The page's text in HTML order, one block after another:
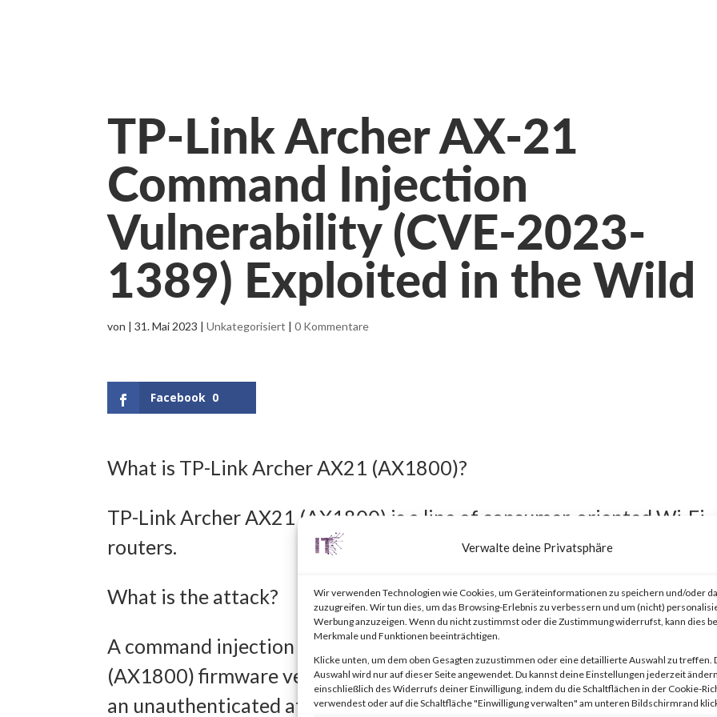
Verwalte deine Privatsphäre
Wir verwenden Technologien wie Cookies, um Geräteinformationen zu speichern und/oder
zuzugreifen. Wir tun dies, um das Browsing-Erlebnis zu verbessern und um (nicht)
Werbung anzuzeigen. Wenn du nicht zustimmst oder die Zustimmung widerrufst, kann dies
Merkmale und Funktionen beeinträchtigen.
Klicke unten, um dem oben Gesagten zuzustimmen oder eine detaillierte Auswahl zu treffen.
Auswahl wird nur auf dieser Seite angewendet. Du kannst deine Einstellungen jederzeit ändern,
einschließlich des Widerrufs deiner Einwilligung, indem du die Schaltflächen in der Cookie-
verwendest oder auf die Schaltfläche "Einwilligung verwalten" am unteren Bildschirmrand
TP-Link Archer AX-21
Command Injection
Vulnerability (CVE-2023-
1389) Exploited in the Wild
von |31. Mai 2023 |Unkategorisiert |0 Kommentare
Facebook 0
What is TP-Link Archer AX21 (AX1800)?
TP-Link Archer AX21 (AX1800) is a line of consumer-oriented Wi-Fi
routers.
What is the attack?
A command injection vulnerability exists in TP-Link Archer AX21
(AX1800) firmware versions before 1.1.4 Build 20230219 that
an unauthenticated attacker to inject commands and obtain root